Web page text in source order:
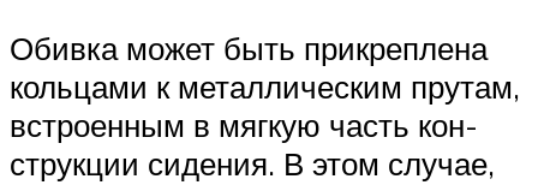
Обив­ка может быть при­креп­ле­на
коль­ца­ми к метал­ли­че­ским пру­там,
встро­ен­ным в мяг­кую часть кон­
струк­ции сиде­ния. В этом слу­чае,